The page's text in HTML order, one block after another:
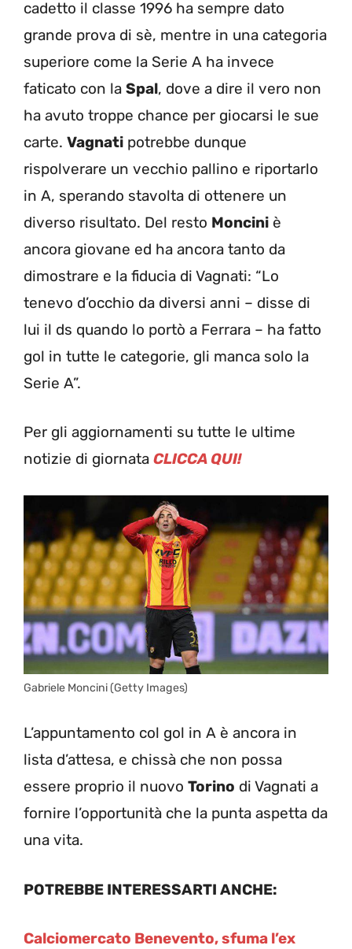
cadetto il classe 1996 ha sempre dato
grande prova di sè, mentre in una categoria
superiore come la Serie A ha invece
faticato con la Spal, dove a dire il vero non
ha avuto troppe chance per giocarsi le sue
carte. Vagnati potrebbe dunque
rispolverare un vecchio pallino e riportarlo
in A, sperando stavolta di ottenere un
diverso risultato. Del resto Moncini è
ancora giovane ed ha ancora tanto da
dimostrare e la fiducia di Vagnati: “Lo
tenevo d’occhio da diversi anni – disse di
lui il ds quando lo portò a Ferrara – ha fatto
gol in tutte le categorie, gli manca solo la
Serie A”.
Per gli aggiornamenti su tutte le ultime
notizie di giornata CLICCA QUI!
Gabriele Moncini (Getty Images)
L’appuntamento col gol in A è ancora in
lista d’attesa, e chissà che non possa
essere proprio il nuovo Torino di Vagnati a
fornire l’opportunità che la punta aspetta da
una vita.
POTREBBE INTERESSARTI ANCHE:
Calciomercato Benevento, sfuma l’ex